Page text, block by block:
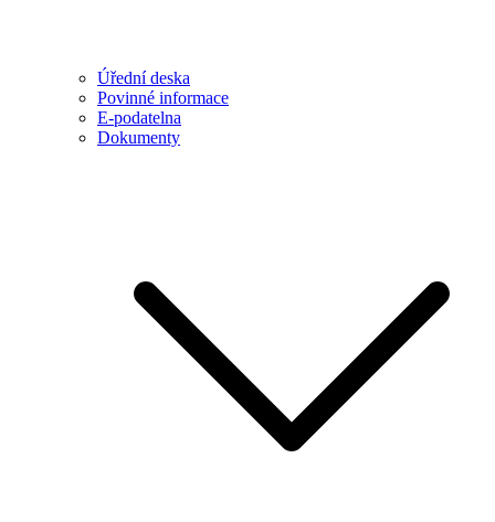
Úřední deska
Povinné informace
E-podatelna
Dokumenty